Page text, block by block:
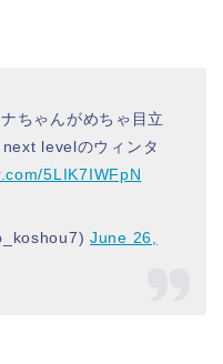
ちゃんがめちゃ目立
levelのウィンタ
5LIK7IWFpN
June 26,